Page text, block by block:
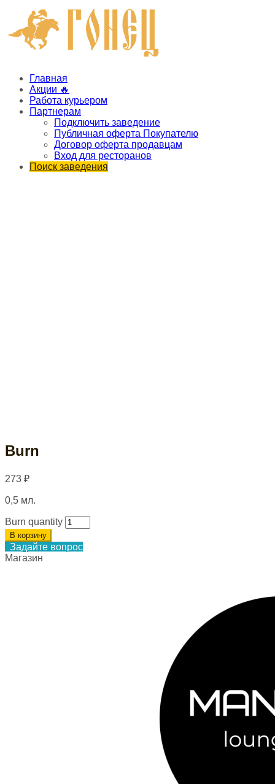
Главная
Акции 🔥
Работа курьером
Партнерам
Подключить заведение
Публичная оферта Покупателю
Договор оферта продавцам
Вход для ресторанов
Поиск заведения
Burn
273 ₽
0,5 мл.
Burn quantity
В корзину
Задайте вопрос
Магазин